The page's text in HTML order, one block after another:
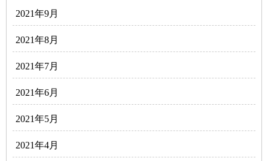
2021年9月
2021年8月
2021年7月
2021年6月
2021年5月
2021年4月